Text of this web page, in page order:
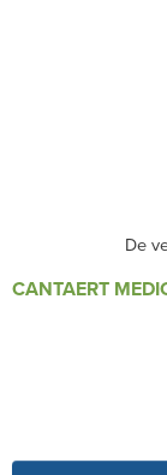
De
CANTAERT